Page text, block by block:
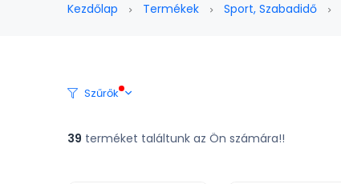
Kezdőlap Termékek Sport, Szabadidő
Szűrők
39 terméket találtunk az Ön számára!!